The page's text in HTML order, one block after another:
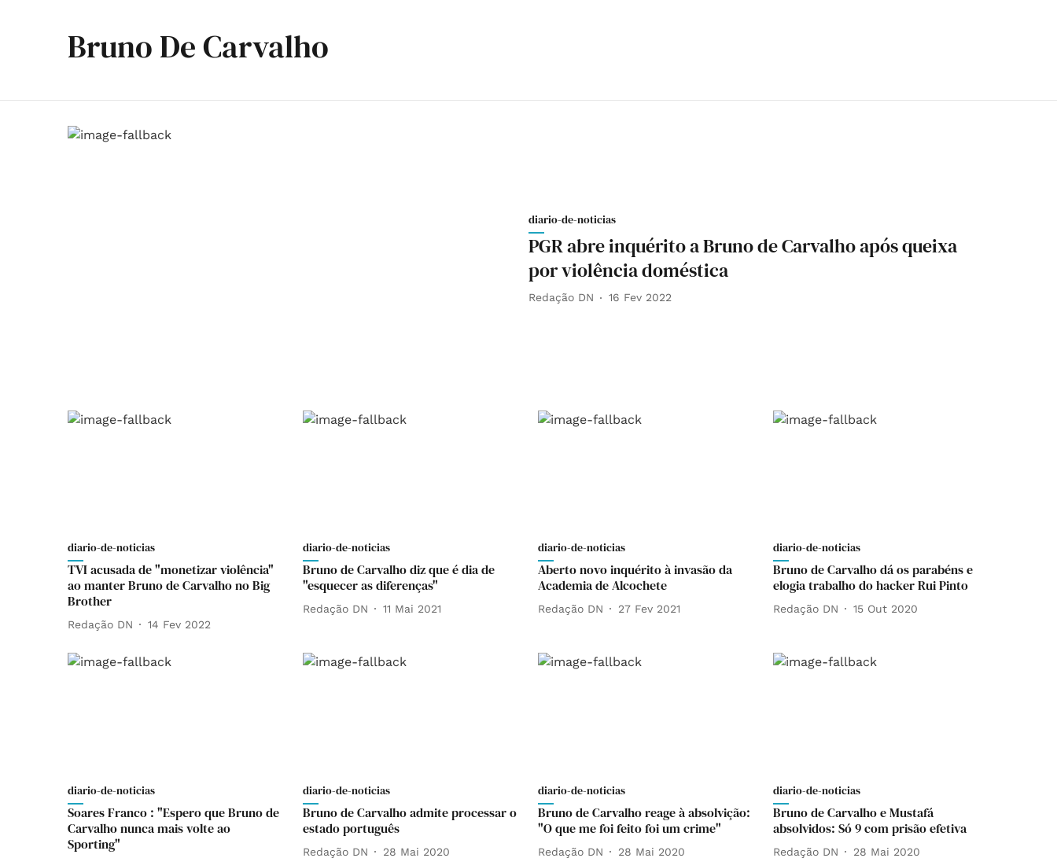
Bruno De Carvalho
diario-de-noticias
PGR abre inquérito a Bruno de Carvalho após queixa
por violência doméstica
Redação DN 16 Fev 2022
diario-de-noticias
TVI acusada de "monetizar violência"
ao manter Bruno de Carvalho no Big
Brother
Redação DN 14 Fev 2022
diario-de-noticias
Bruno de Carvalho diz que é dia de
"esquecer as diferenças"
Redação DN 11 Mai 2021
diario-de-noticias
Aberto novo inquérito à invasão da
Academia de Alcochete
Redação DN 27 Fev 2021
diario-de-noticias
Bruno de Carvalho dá os parabéns e
elogia trabalho do hacker Rui Pinto
Redação DN 15 Out 2020
diario-de-noticias
Soares Franco : "Espero que Bruno de
Carvalho nunca mais volte ao
Sporting"
diario-de-noticias
Bruno de Carvalho admite processar o
estado português
Redação DN 28 Mai 2020
diario-de-noticias
Bruno de Carvalho reage à absolvição:
"O que me foi feito foi um crime"
Redação DN 28 Mai 2020
diario-de-noticias
Bruno de Carvalho e Mustafá
absolvidos: Só 9 com prisão efetiva
Redação DN 28 Mai 2020